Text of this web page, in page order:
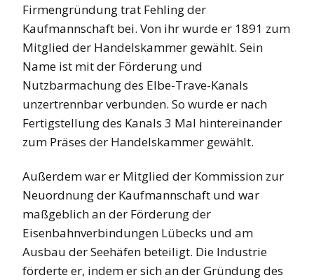
Firmengründung trat Fehling der
Kaufmannschaft bei. Von ihr wurde er 1891 zum
Mitglied der Handelskammer gewählt. Sein
Name ist mit der Förderung und
Nutzbarmachung des Elbe-Trave-Kanals
unzertrennbar verbunden. So wurde er nach
Fertigstellung des Kanals 3 Mal hintereinander
zum Präses der Handelskammer gewählt.
Außerdem war er Mitglied der Kommission zur
Neuordnung der Kaufmannschaft und war
maßgeblich an der Förderung der
Eisenbahnverbindungen Lübecks und am
Ausbau der Seehäfen beteiligt. Die Industrie
förderte er, indem er sich an der Gründung des